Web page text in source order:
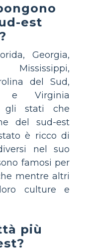
est
Georgia,
Mississippi,
del Sud,
e Virginia
gli stati che
del sud-est
è ricco di
nel suo
famosi per
mentre altri
culture e
più